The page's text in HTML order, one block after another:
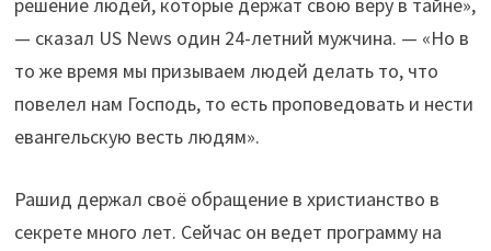
решение людей, которые держат свою веру в тайне»,
— сказал US News один 24-летний мужчина. — «Но в
то же время мы призываем людей делать то, что
повелел нам Господь, то есть проповедовать и нести
евангельскую весть людям».
Рашид держал своё обращение в христианство в
секрете много лет. Сейчас он ведет программу на